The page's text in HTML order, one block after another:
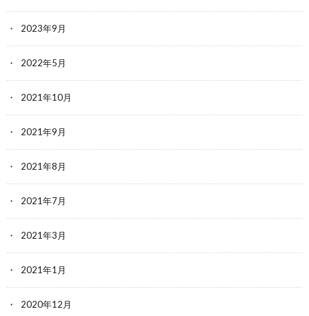
2023年9月
2022年5月
2021年10月
2021年9月
2021年8月
2021年7月
2021年3月
2021年1月
2020年12月